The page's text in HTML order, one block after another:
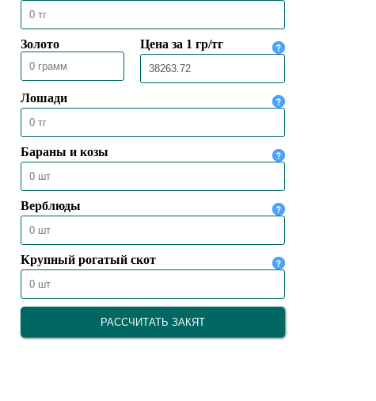
ПРЕДСЕДАТЕЛЬ ДУМК
ВЫСТУПИЛ С ПЯТНИЧНОЙ
ПРОПОВЕДЬЮ В МЕЧЕТИ
«НҰРСҰЛТАН»
31.07.2026